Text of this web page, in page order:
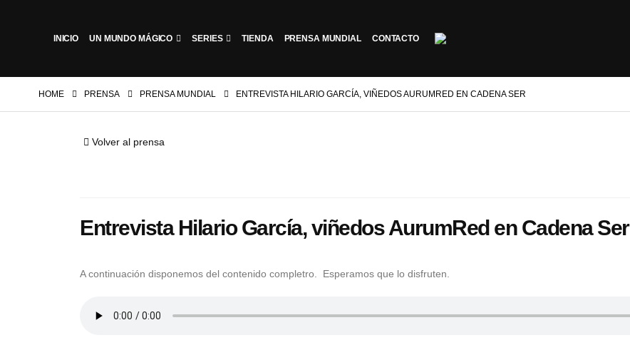
INICIO UN MUNDO MÁGICO SERIES TIENDA PRENSA MUNDIAL CONTACTO
HOME PRENSA PRENSA MUNDIAL ENTREVISTA HILARIO GARCÍA, VIÑEDOS AURUMRED EN CADENA SER
Volver al prensa
Entrevista Hilario García, viñedos AurumRed en Cadena Ser
A continuación disponemos del contenido completro. Esperamos que lo disfruten.